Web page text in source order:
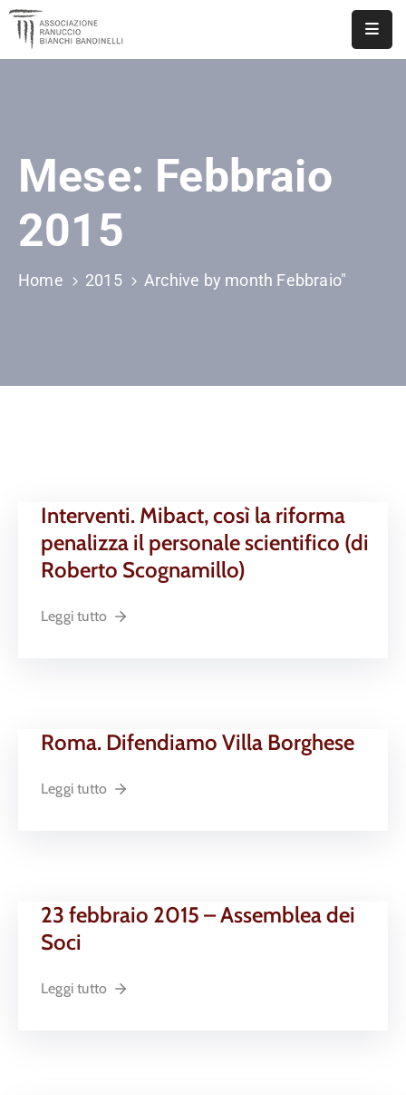
DOCUMENTI
PUBBLICAZIONI
CONTATTI
Mese: Febbraio
2015
Home 2015 Archive by month Febbraio"
Interventi. Mibact, così la riforma
penalizza il personale scientifico (di
Roberto Scognamillo)
Leggi tutto
Roma. Difendiamo Villa Borghese
Leggi tutto
23 febbraio 2015 – Assemblea dei
Soci
Leggi tutto